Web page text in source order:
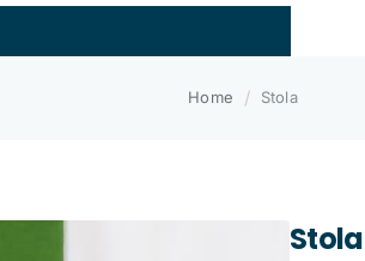
HomehomeStola
Stola